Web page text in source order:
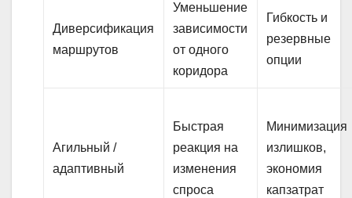
Диверсификация
маршрутов
Уменьшение
зависимости
от одного
коридора
Гибкость и
резервные
опции
Агильный /
адаптивный
Быстрая
реакция на
изменения
спроса
Минимизация
излишков,
экономия
капзатрат